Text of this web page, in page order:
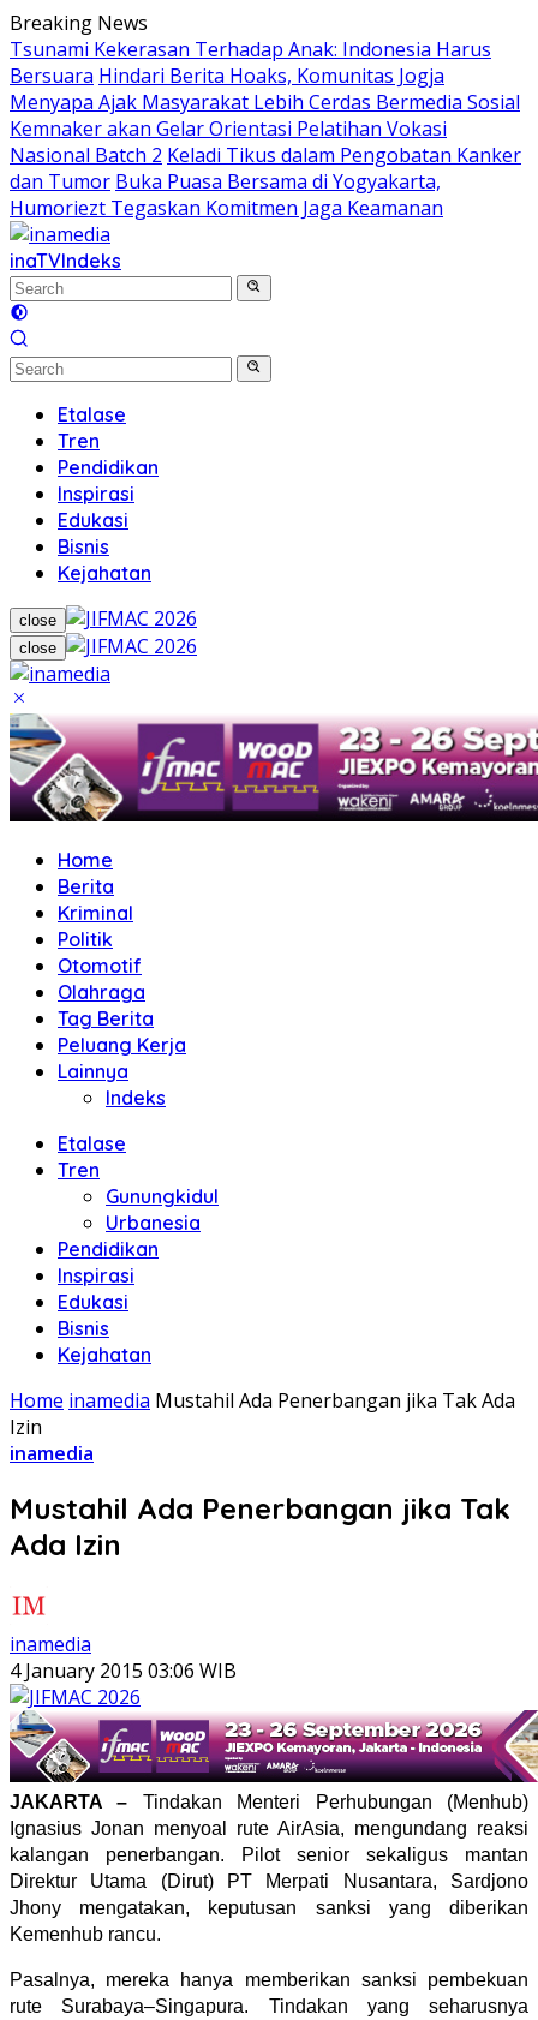
Skip
to
content
Breaking News
Tsunami Kekerasan Terhadap Anak: Indonesia Harus
Bersuara Hindari Berita Hoaks, Komunitas Jogja
Menyapa Ajak Masyarakat Lebih Cerdas Bermedia Sosial
Kemnaker akan Gelar Orientasi Pelatihan Vokasi
Nasional Batch 2 Keladi Tikus dalam Pengobatan Kanker
dan Tumor Buka Puasa Bersama di Yogyakarta,
Humoriezt Tegaskan Komitmen Jaga Keamanan
inaTVIndeks
Etalase
Tren
Pendidikan
Inspirasi
Edukasi
Bisnis
Kejahatan
close
close
Home
Berita
Kriminal
Politik
Otomotif
Olahraga
Tag Berita
Peluang Kerja
Lainnya
Indeks
Etalase
Tren
Gunungkidul
Urbanesia
Pendidikan
Inspirasi
Edukasi
Bisnis
Kejahatan
Home inamedia Mustahil Ada Penerbangan jika Tak Ada
Izin
inamedia
Mustahil Ada Penerbangan jika Tak
Ada Izin
inamedia
4 January 2015 03:06 WIB
JAKARTA – Tindakan Menteri Perhubungan (Menhub)
Ignasius Jonan menyoal rute AirAsia, mengundang reaksi
kalangan penerbangan. Pilot senior sekaligus mantan
Direktur Utama (Dirut) PT Merpati Nusantara, Sardjono
Jhony mengatakan, keputusan sanksi yang diberikan
Kemenhub rancu.
Pasalnya, mereka hanya memberikan sanksi pembekuan
rute Surabaya–Singapura. Tindakan yang seharusnya